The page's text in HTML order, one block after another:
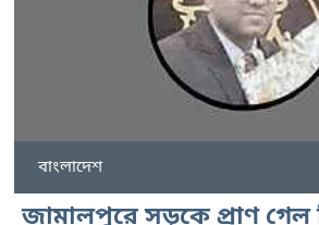
বাংলাদেশ
জামালপুরে সড়কে প্রাণ গেল